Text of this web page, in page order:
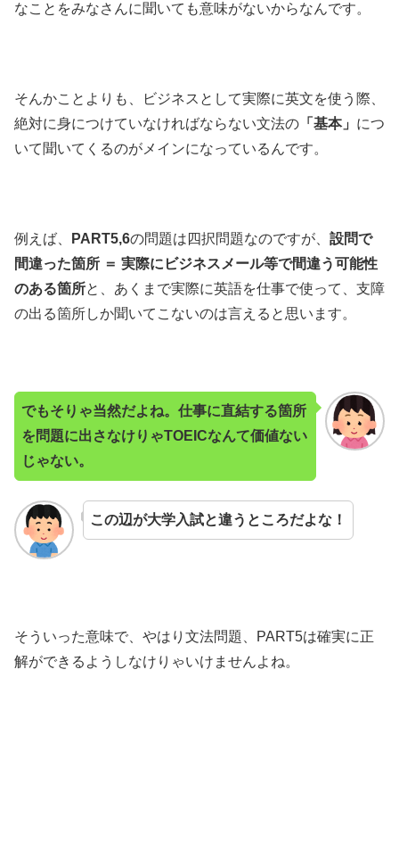
なことをみなさんに聞いても意味がないからなんです。
そんかことよりも、ビジネスとして実際に英文を使う際、
絶対に身につけていなければならない文法の 「基本」 につ
いて聞いてくるのがメインになっているんです。
例えば、 PART5,6の問題は四択問題なのですが、 設問で
間違った箇所 ＝ 実際にビジネスメール等で間違う可能性
のある箇所と、あくまで実際に英語を仕事で使って、支障
の出る箇所しか聞いてこないのは言えると思います。
でもそりゃ当然だよね。仕事に直結する箇所
を問題に出さなけりゃTOEICなんて価値ない
じゃない。
この辺が大学入試と違うところだよな！
そういった意味で、やはり文法問題、PART5は確実に正
解ができるようしなけりゃいけませんよね。